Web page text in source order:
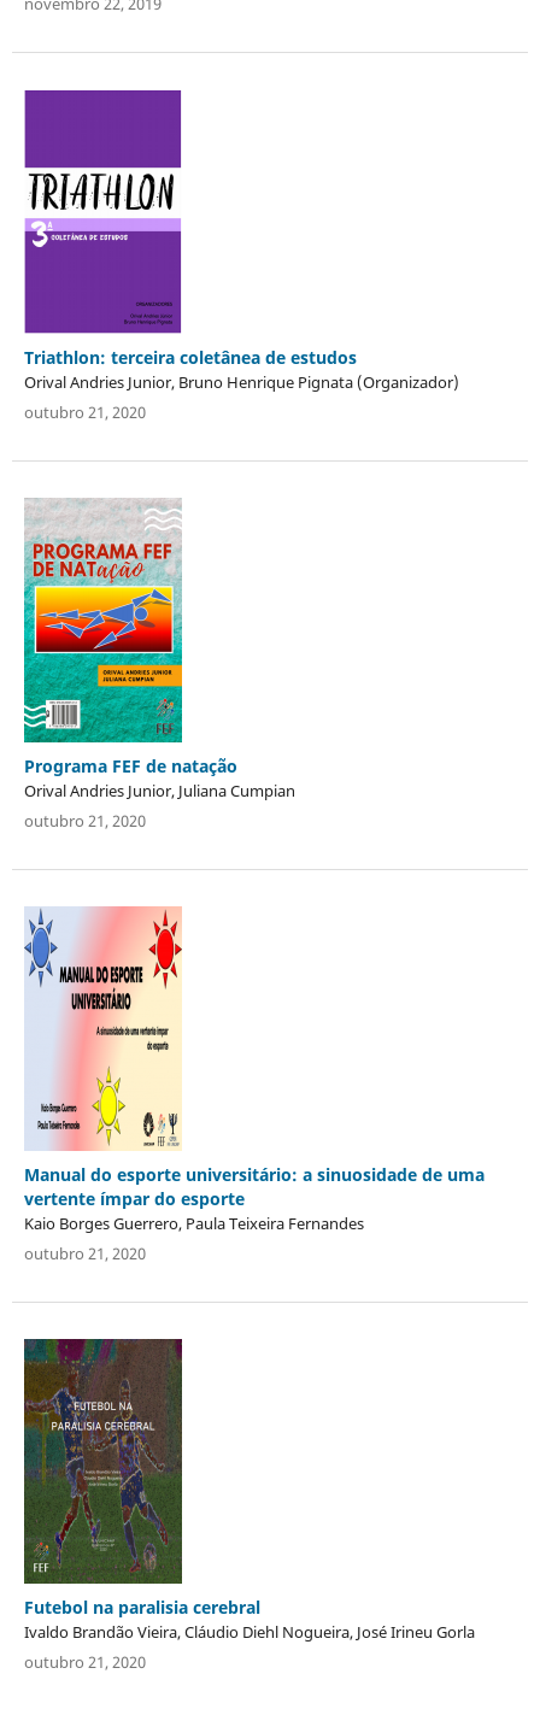
Triathlon: terceira coletânea de estudos
Orival Andries Junior, Bruno Henrique Pignata (Organizador)
outubro 21, 2020
Programa FEF de natação
Orival Andries Junior, Juliana Cumpian
outubro 21, 2020
Manual do esporte universitário: a sinuosidade de uma
vertente ímpar do esporte
Kaio Borges Guerrero, Paula Teixeira Fernandes
outubro 21, 2020
Futebol na paralisia cerebral
Ivaldo Brandão Vieira, Cláudio Diehl Nogueira, José Irineu Gorla
outubro 21, 2020